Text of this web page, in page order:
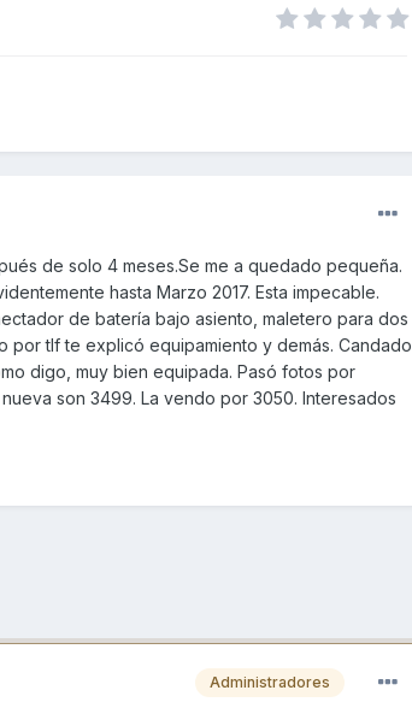
de solo 4 meses.Se me a quedado pequeña.
hasta Marzo 2017. Esta impecable.
de batería bajo asiento, maletero para dos
por tlf te explicó equipamiento y demás. Candado
digo, muy bien equipada. Pasó fotos por
son 3499. La vendo por 3050. Interesados
Administradores